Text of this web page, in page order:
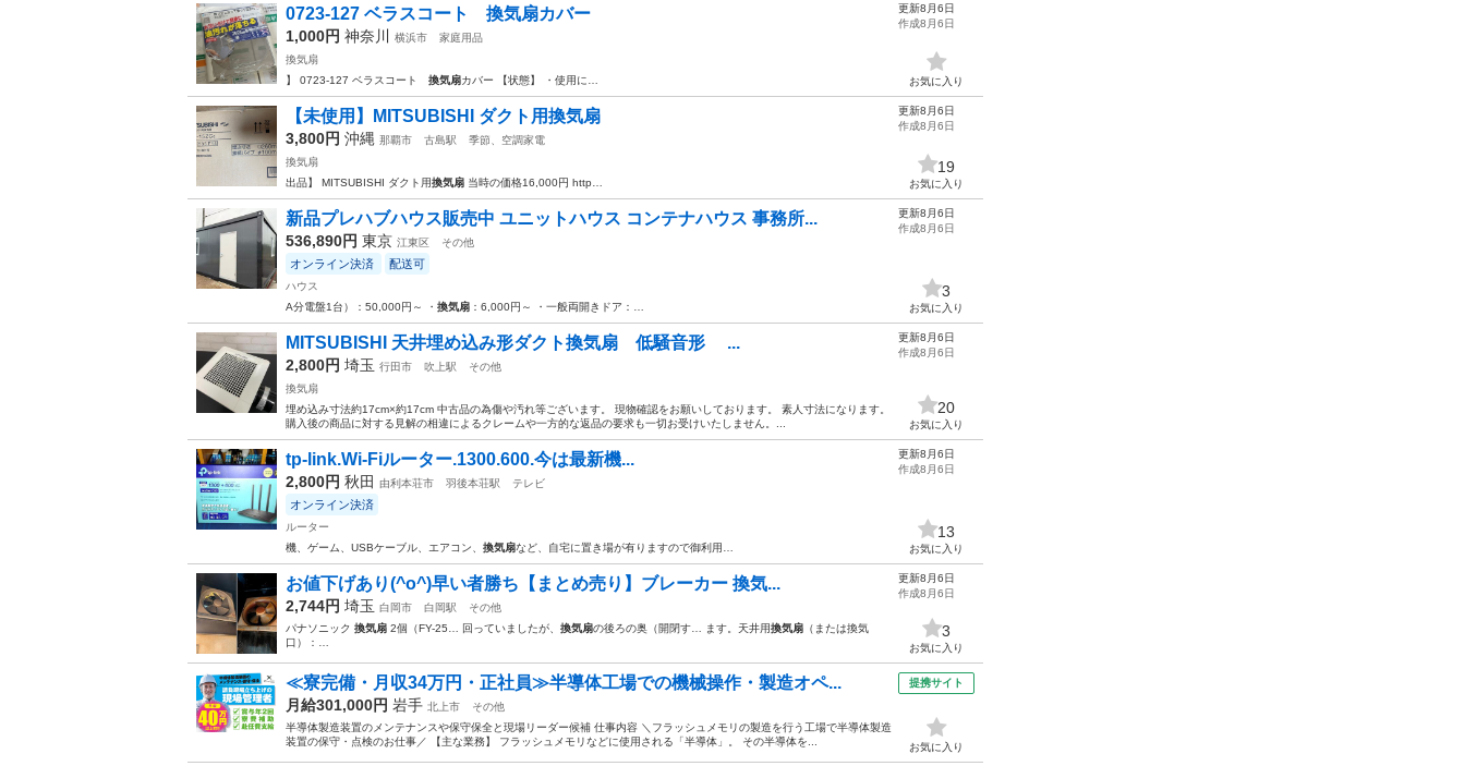
0723-127 ベラスコート 換気扇カバー
1,000円 神奈川 横浜市
家庭用品
換気扇
】 0723-127 ベラスコート 換気扇カバー 【状態】 ・使用に…
更新8月6日
作成8月6日
お気に入り
【未使用】MITSUBISHI ダクト用換気扇
3,800円 沖縄 那覇市 古島駅
季節、空調家電
換気扇
出品】 MITSUBISHI ダクト用換気扇 当時の価格16,000円 http…
更新8月6日
作成8月6日
19
お気に入り
新品プレハブハウス販売中 ユニットハウス コンテナハウス 事務所...
536,890円 東京 江東区 その他
オンライン決済 配送可
ハウス
A分電盤1台）：50,000円～ ・ 換気扇 ：6,000円～ ・一般両開きドア：…
更新8月6日
作成8月6日
3
お気に入り
MITSUBISHI 天井埋め込み形ダクト換気扇 低騒音形 ...
2,800円 埼玉 行田市 吹上駅
その他
換気扇
埋め込み寸法約17cm×約17cm 中古品の為傷や汚れ等ございます。 現物確認をお願いしております。 素人寸法になります。
購入後の商品に対する見解の相違によるクレームや一方的な返品の要求も一切お受けいたしません。...
更新8月6日
作成8月6日
20
お気に入り
tp-link.Wi-Fiルーター.1300.600.今は最新機...
2,800円 秋田 由利本荘市 羽後本荘駅 テレビ
オンライン決済
ルーター
機、ゲーム、USBケーブル、エアコン、 換気扇など、自宅に置き場が有りますので御利用…
更新8月6日
作成8月6日
13
お気に入り
お値下げあり(^o^)早い者勝ち​【まとめ売り】ブレーカー 換気...
2,744円 埼玉 白岡市 白岡駅
その他
​パナソニック 換気扇 2個（FY-25… 回っていましたが、 換気扇の後ろの奥（開閉す… ます。 ​天井用換気扇 （または換気
口）：…
更新8月6日
作成8月6日
3
お気に入り
≪寮完備・月収34万円・正社員≫半導体工場での機械操作・製造オペ...
月給301,000円 岩手 北上市
その他
半導体製造装置のメンテナンスや保守保全と現場リーダー候補 仕事内容 ＼フラッシュメモリの製造を行う工場で半導体製造
装置の保守・点検のお仕事／ 【主な業務】 フラッシュメモリなどに使用される「半導体」。 その半導体を...
提携サイト
お気に入り